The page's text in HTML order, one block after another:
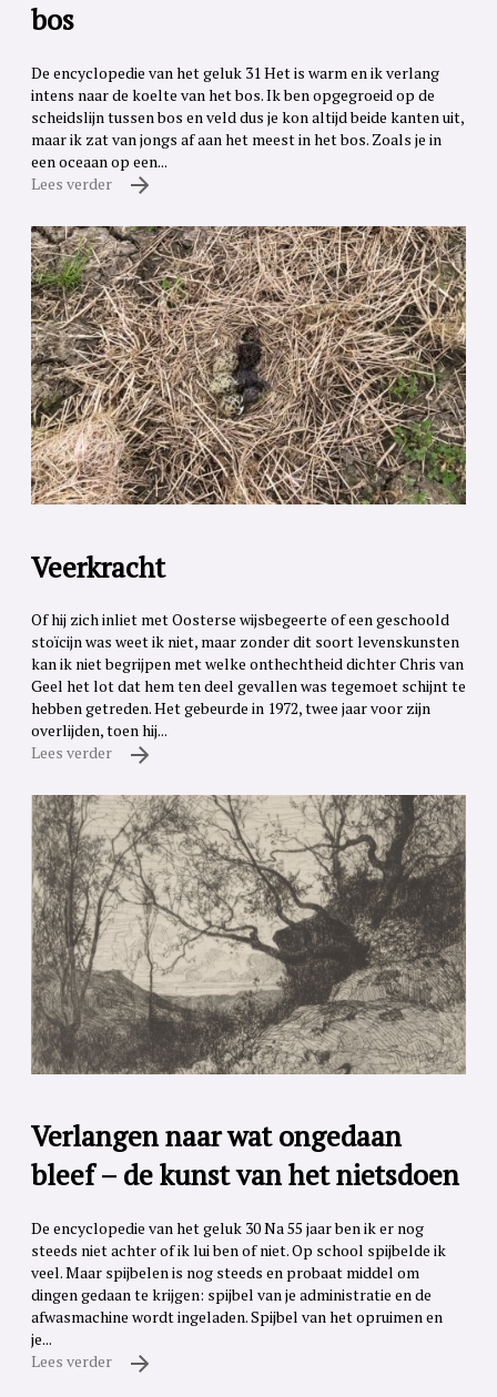
bos
De encyclopedie van het geluk 31 Het is warm en ik verlang
intens naar de koelte van het bos. Ik ben opgegroeid op de
scheidslijn tussen bos en veld dus je kon altijd beide kanten uit,
maar ik zat van jongs af aan het meest in het bos. Zoals je in
een oceaan op een...
Lees verder
Veerkracht
Of hij zich inliet met Oosterse wijsbegeerte of een geschoold
stoïcijn was weet ik niet, maar zonder dit soort levenskunsten
kan ik niet begrijpen met welke onthechtheid dichter Chris van
Geel het lot dat hem ten deel gevallen was tegemoet schijnt te
hebben getreden. Het gebeurde in 1972, twee jaar voor zijn
overlijden, toen hij...
Lees verder
Verlangen naar wat ongedaan
bleef – de kunst van het nietsdoen
De encyclopedie van het geluk 30 Na 55 jaar ben ik er nog
steeds niet achter of ik lui ben of niet. Op school spijbelde ik
veel. Maar spijbelen is nog steeds en probaat middel om
dingen gedaan te krijgen: spijbel van je administratie en de
afwasmachine wordt ingeladen. Spijbel van het opruimen en
je...
Lees verder